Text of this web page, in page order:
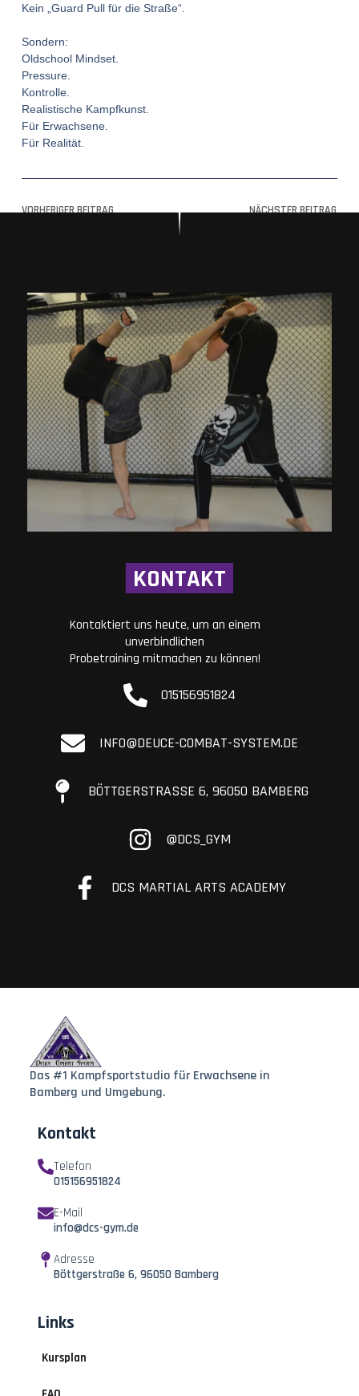
Kein „Guard Pull für die Straße“.
Sondern:
Oldschool Mindset.
Pressure.
Kontrolle.
Realistische Kampfkunst.
Für Erwachsene.
Für Realität.
VORHERIGER BEITRAG NÄCHSTER BEITRAG
KONTAKT
Kontaktiert uns heute, um an einem
unverbindlichen
Probetraining mitmachen zu können!
015156951824
INFO@DEUCE-COMBAT-SYSTEM.DE
BÖTTGERSTRASSE 6, 96050 BAMBERG
@DCS_GYM
DCS MARTIAL ARTS ACADEMY
Das #1 Kampfsportstudio für Erwachsene in
Bamberg und Umgebung.
Links
Kursplan
Kontakt
Telefon
015156951824
E-Mail
info@dcs-gym.de
Adresse
Böttgerstraße 6, 96050 Bamberg